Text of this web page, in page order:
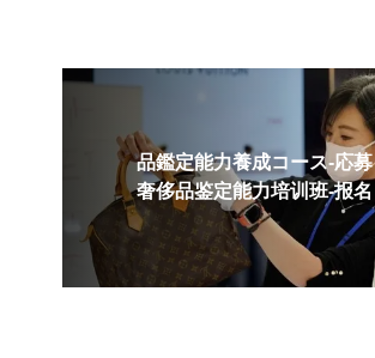
品鑑定能力養成コース-応募
奢侈品鉴定能力培训班-报名